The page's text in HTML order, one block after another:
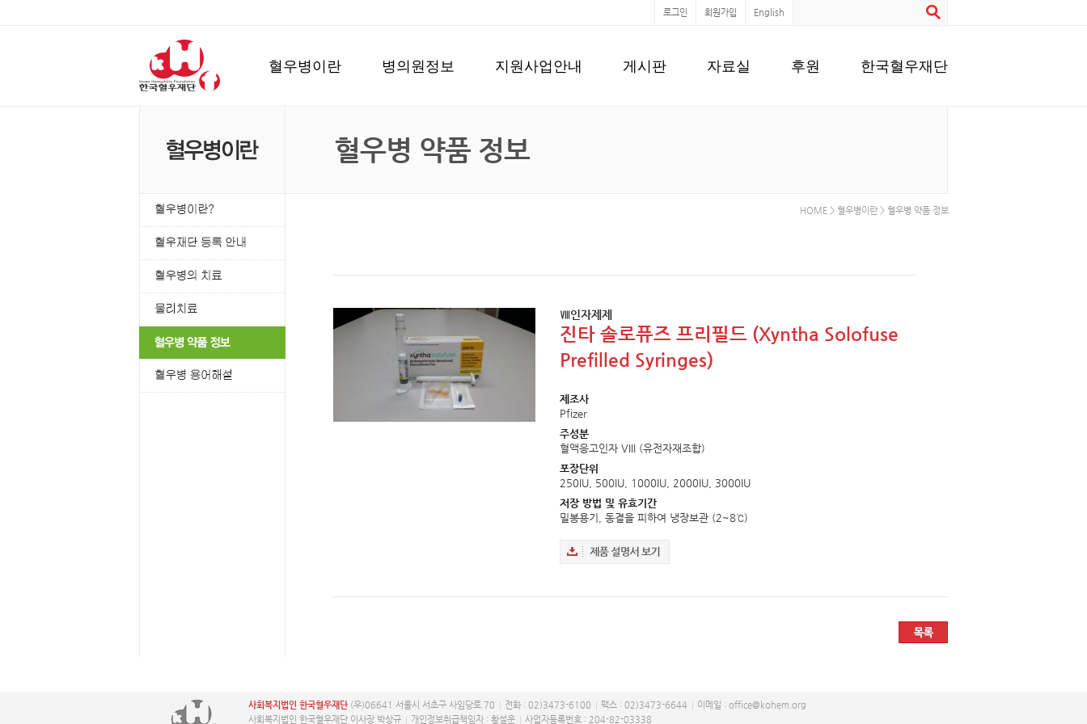
로그인 회원가입 English
혈우병이란 병의원정보 지원사업안내 게시판 자료실 후원 한국혈우재단
혈우병 약품 정보
HOME > 혈우병이란 > 혈우병 약품 정보
Ⅷ인자제제
진타 솔로퓨즈 프리필드 (Xyntha Solofuse
Prefilled Syringes)
제조사
Pfizer
주성분
혈액응고인자 VIII (유전자재조합)
포장단위
250IU, 500IU, 1000IU, 2000IU, 3000IU
저장 방법 및 유효기간
밀봉용기, 동결을 피하여 냉장보관 (2~8℃)
사회복지법인 한국혈우재단(우)06641 서울시 서초구 사임당로 70 전화 : 02)3473-6100 팩스 : 02)3473-6644
이메일 : office@kohem.org
사회복지법인 한국혈우재단 이사장 박상규
개인정보취급책임자 : 황설운 사업자등록번호 : 204-82-03338